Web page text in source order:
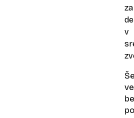
za
v
Še